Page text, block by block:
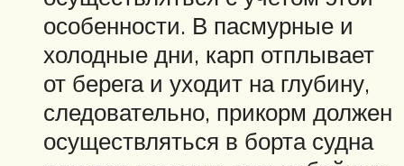
особенности. В пасмурные и
холодные дни, карп отплывает
от берега и уходит на глубину,
следовательно, прикорм должен
осуществляться в борта судна